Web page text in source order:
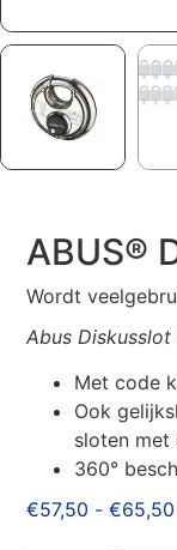
ABUS®
Wordt
Abus
Met code
Ook
sloten met
360°
€57,50 - €65,50